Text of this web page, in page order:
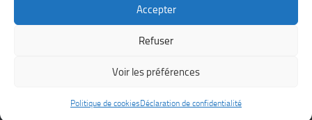
Accepter
Refuser
Voir les préférences
Politique de cookiesDéclaration de confidentialité